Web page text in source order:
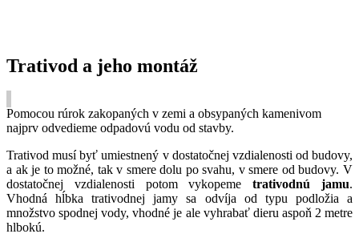
Trativod a jeho montáž
Pomocou rúrok zakopaných v zemi a obsypaných kamenivom
najprv odvedieme odpadovú vodu od stavby.
Trativod musí byť umiestnený v dostatočnej vzdialenosti od budovy,
a ak je to možné, tak v smere dolu po svahu, v smere od budovy. V
dostatočnej vzdialenosti potom vykopemetrativodnú jamu.
Vhodná hĺbka trativodnej jamy sa odvíja od typu podložia a
množstvo spodnej vody, vhodné je ale vyhrabať dieru aspoň 2 metre
hlbokú.